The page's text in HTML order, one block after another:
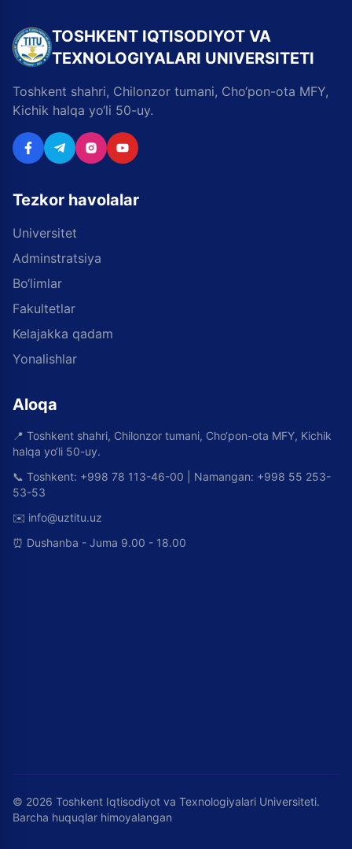
TOSHKENT IQTISODIYOT VA
TEXNOLOGIYALARI UNIVERSITETI
Toshkent shahri, Chilonzor tumani, Cho‘pon-ota MFY,
Kichik halqa yo‘li 50-uy.
Tezkor havolalar
Universitet
Adminstratsiya
Bo‘limlar
Fakultetlar
Kelajakka qadam
Yonalishlar
Aloqa
📍 Toshkent shahri, Chilonzor tumani, Cho‘pon-ota MFY, Kichik
halqa yo‘li 50-uy.
📞 Toshkent: +998 78 113-46-00 | Namangan: +998 55 253-
53-53
✉️ info@uztitu.uz
⏰ Dushanba - Juma 9.00 - 18.00
© 2026 Toshkent Iqtisodiyot va Texnologiyalari Universiteti.
Barcha huquqlar himoyalangan